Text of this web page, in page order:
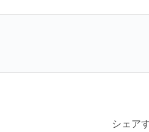
シェア